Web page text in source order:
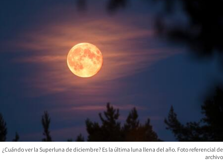
¿Cuándo ver la Superluna de diciembre? Es la última luna llena del año. Foto referencial de
archivo